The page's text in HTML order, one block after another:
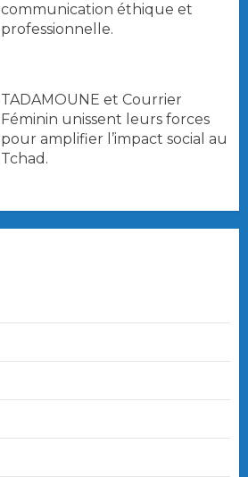
communication éthique et
professionnelle.
TADAMOUNE et Courrier
Féminin unissent leurs forces
pour amplifier l’impact social au
Tchad.